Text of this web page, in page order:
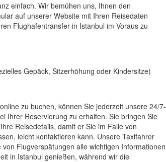
einfach. Wir bemühen uns, Ihnen den
auf unserer Website mit Ihren Reisedaten
Flughafentransfer in Istanbul im Voraus zu
Gepäck, Sitzerhöhung oder Kindersitze)
zu buchen, können Sie jederzeit unsere 24/7-
Ihrer Reservierung zu erhalten. Sie bringen Sie
Reisedetails, damit er Sie im Falle von
leicht kontaktieren kann. Unsere Taxifahrer
Flugverspätungen alle wichtigen Informationen
in Istanbul genießen, während wir die